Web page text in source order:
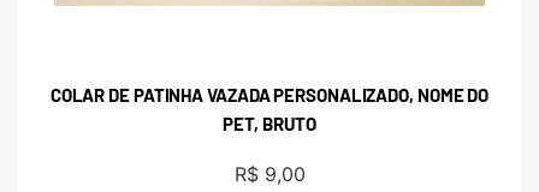
COLAR DE PATINHA VAZADA PERSONALIZADO, NOME DO
PET, BRUTO
R$9,00